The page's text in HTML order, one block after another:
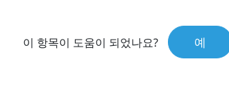
이 항목이 도움이 되었나요? 예